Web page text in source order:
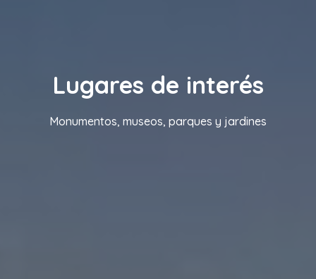
Lugares de interés
Monumentos, museos, parques y jardines